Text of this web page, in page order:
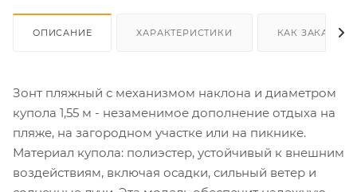
ОПИСАНИЕ ХАРАКТЕРИСТИКИ КАК ЗАКАЗАТЬ
Зонт пляжный с механизмом наклона и диаметром
купола 1,55 м - незаменимое дополнение отдыха на
пляже, на загородном участке или на пикнике.
Материал купола: полиэстер, устойчивый к внешним
воздействиям, включая осадки, сильный ветер и